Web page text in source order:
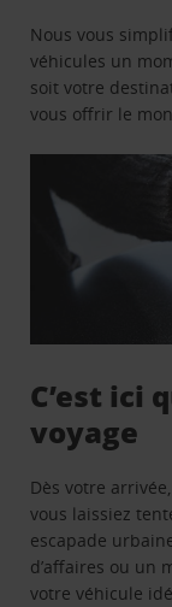
Nous vous
véhicules un
soit votre
vous offrir le
C’est ici
voyage
Dès votre
vous laissiez
escapade
d’affaires ou un
votre véhicule